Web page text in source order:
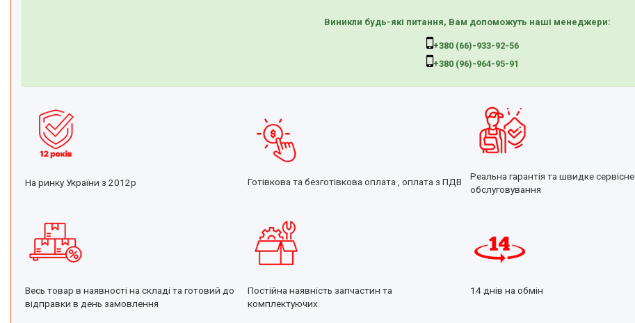
Виникли будь-які питання, Вам допоможуть наші менеджери:
+380 (66)-933-92-56
+380 (96)-964-95-91
На ринку України з 2012р Готівкова та безготівкова оплата , оплата з ПДВ
Реальна гарантія та швидке сервісне
обслуговування
Весь товар в наявності на складі та готовий до
відправки в день замовлення
Постійна наявність запчастин та
комплектуючих
14 днів на обмін